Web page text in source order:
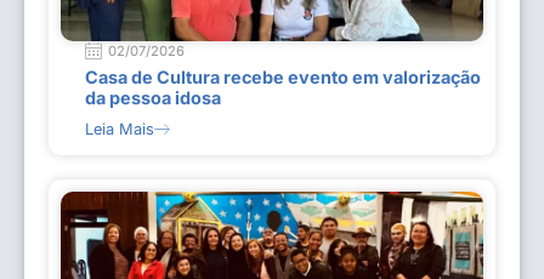
02/07/2026
Casa de Cultura recebe evento em valorização
da pessoa idosa
Leia Mais